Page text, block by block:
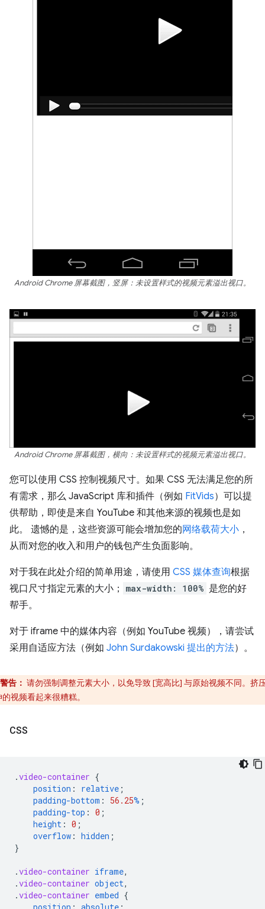
Android Chrome 屏幕截图，竖屏：未设置样式的视频元素溢出视口。
Android Chrome 屏幕截图，横向：未设置样式的视频元素溢出视口。
您可以使用 CSS 控制视频尺寸。如果 CSS 无法满足您的所
有需求，那么 JavaScript 库和插件（例如 FitVids）可以提
供帮助，即使是来自 YouTube 和其他来源的视频也是如
此。 遗憾的是，这些资源可能会增加您的网络载荷大小 ，
从而对您的收入和用户的钱包产生负面影响。
对于我在此处介绍的简单用途，请使用 CSS 媒体查询根据
视口尺寸指定元素的大小；
max-width: 100% 是您的好
帮手。
对于 iframe 中的媒体内容（例如 YouTube 视频），请尝试
采用自适应方法（例如 John Surdakowski 提出的方法）。
警告： 请勿强制调整元素大小，以免导致 [宽高比] 与原始视频不同。挤
视频看起来很糟糕。
CSS
.video-container {
position : relative ;
padding-bottom : 56.25% ;
padding-top : 0 ;
height : 0 ;
overflow : hidden ;
}
.video-container iframe,
.video-container object,
.video-container embed {
position : absolute ;